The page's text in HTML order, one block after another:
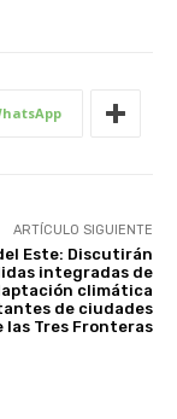
ARTÍCULO SIGUIENTE
Este: Discutirán
integradas de
climática
de ciudades
las Tres Fronteras